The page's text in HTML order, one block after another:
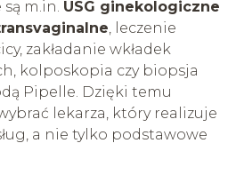
m.in. USG ginekologiczne
, leczenie
zakładanie wkładek
kolposkopia czy biopsja
Pipelle. Dzięki temu
lekarza, który realizuje
a nie tylko podstawowe